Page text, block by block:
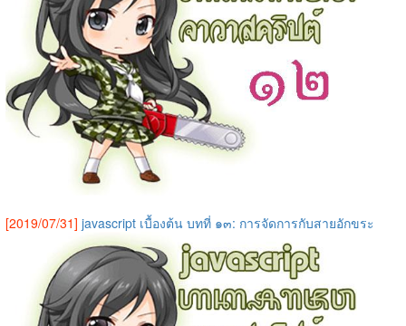
[2019/07/31] javascript เบื้องต้น บทที่ ๑๓: การจัดการกับสายอักขระ